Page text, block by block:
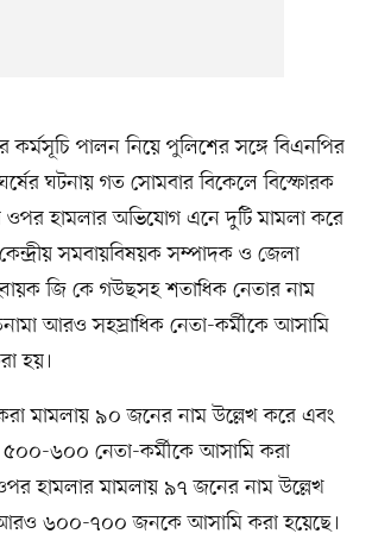
পালন নিয়ে পুলিশের সঙ্গে বিএনপির
ঘটনায় গত সোমবার বিকেলে বিস্ফোরক
হামলার অভিযোগ এনে দুটি মামলা করে
সমবায়বিষয়ক সম্পাদক ও জেলা
জি কে গউছসহ শতাধিক নেতার নাম
আরও সহস্রাধিক নেতা-কর্মীকে আসামি
হয়।
মামলায় ৯০ জনের নাম উল্লেখ করে এবং
৬০০ নেতা-কর্মীকে আসামি করা
হামলার মামলায় ৯৭ জনের নাম উল্লেখ
৬০০-৭০০ জনকে আসামি করা হয়েছে।